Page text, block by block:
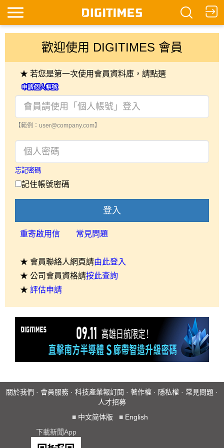
歡迎使用 DIGITIMES 會員
★ 若您是第一次使用會員資料庫，請點選
【範例：user@company.com】
忘記密碼
記住帳號密碼
登入
重寄啟用信 常見問題
★ 會員聯絡人網頁請由此登入
★ 公司會員資格請按此查詢
★ 評估申請
關於我們 · 會員服務 · 科技產業報訂閱 · 著作權 · 隱私權 · 常見問題 ·
人才招募
■ 中文简体版 ■ English
下載新聞App